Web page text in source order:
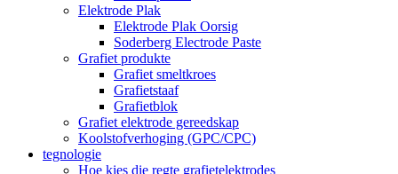
Elektrode Plak
Elektrode Plak Oorsig
Soderberg Electrode Paste
Grafiet produkte
Grafiet smeltkroes
Grafietstaaf
Grafietblok
Grafiet elektrode gereedskap
Koolstofverhoging (GPC/CPC)
tegnologie
Hoe kies die regte grafietelektrodes